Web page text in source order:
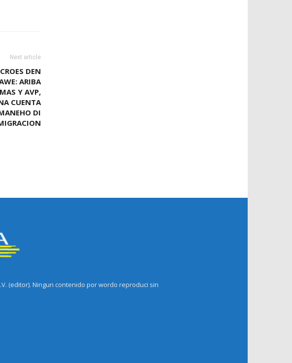
Next article
DEN
ARIBA
Y AVP,
CUENTA
DI
(editor). Ningun contenido por wordo reproduci sin